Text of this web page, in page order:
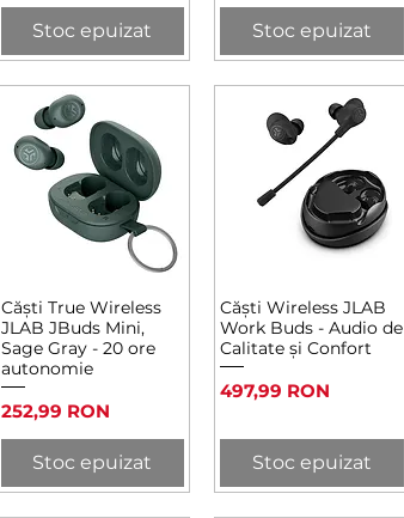
Stoc epuizat Stoc epuizat
Afișare rapidă
Căști True Wireless
JLAB JBuds Mini,
Sage Gray - 20 ore
autonomie
Preț
252,99 RON
Stoc epuizat
Afișare rapidă
Căști Wireless JLAB
Work Buds - Audio de
Calitate și Confort
Preț
497,99 RON
Stoc epuizat